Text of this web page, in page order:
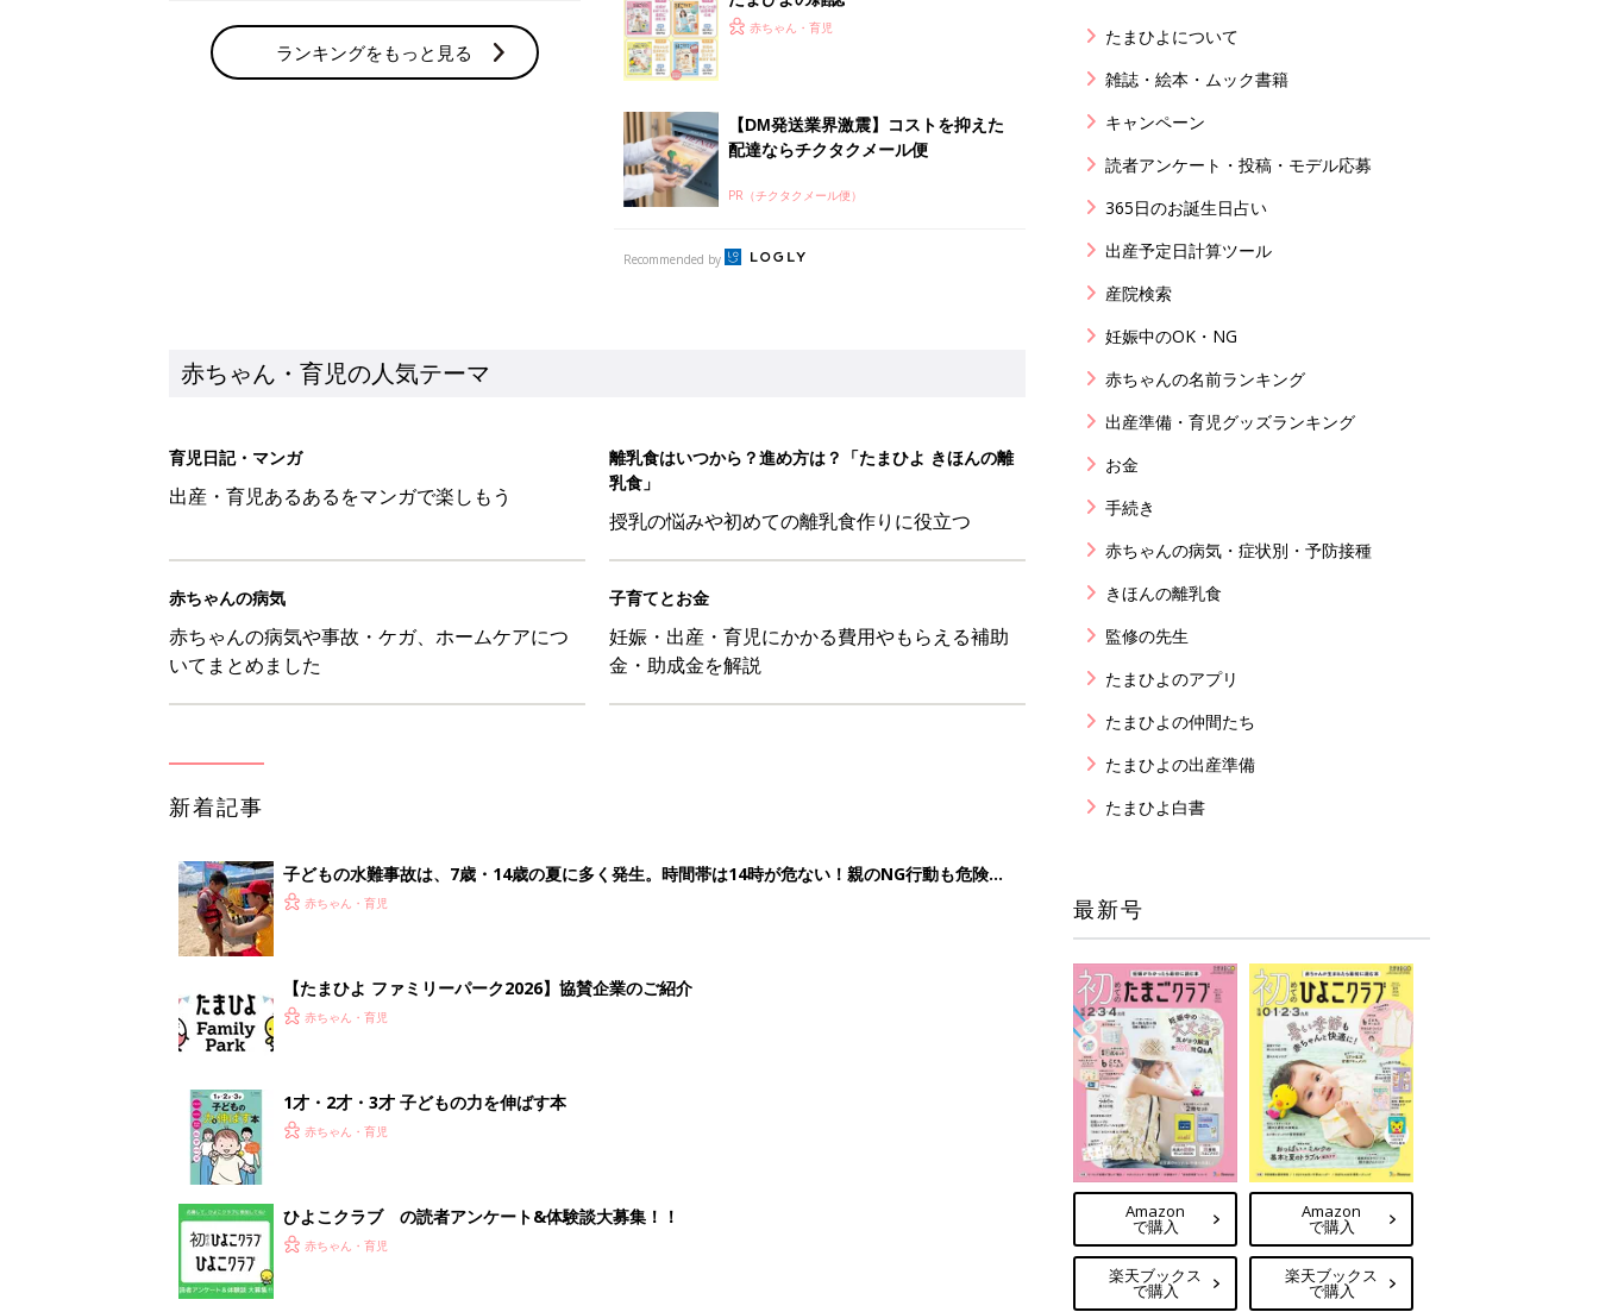
ランキングをもっと見る
赤ちゃん・育児
【DM発送業界激震】コストを抑えた
配達ならチクタクメール便
PR（チクタクメール便）
Recommended by
赤ちゃん・育児の人気テーマ
育児日記・マンガ
出産・育児あるあるをマンガで楽しもう
離乳食はいつから？進め方は？「たまひよ きほんの離
乳食」
授乳の悩みや初めての離乳食作りに役立つ
赤ちゃんの病気
赤ちゃんの病気や事故・ケガ、ホームケアにつ
いてまとめました
子育てとお金
妊娠・出産・育児にかかる費用やもらえる補助
金・助成金を解説
新着記事
子どもの水難事故は、7歳・14歳の夏に多く発生。時間帯は14時が危ない！親のNG行動も危険を
まねく【専門家】
赤ちゃん・育児
【たまひよ ファミリーパーク2026】協賛企業のご紹介
赤ちゃん・育児
1才・2才・3才 子どもの力を伸ばす本
赤ちゃん・育児
ひよこクラブ の読者アンケート&体験談大募集！！
赤ちゃん・育児
たまひよについて
雑誌・絵本・ムック書籍
キャンペーン
読者アンケート・投稿・モデル応募
365日のお誕生日占い
出産予定日計算ツール
産院検索
妊娠中のOK・NG
赤ちゃんの名前ランキング
出産準備・育児グッズランキング
お金
手続き
赤ちゃんの病気・症状別・予防接種
きほんの離乳食
監修の先生
たまひよのアプリ
たまひよの仲間たち
たまひよの出産準備
たまひよ白書
最新号
Amazon
で購入
楽天ブックス
で購入
Amazon
で購入
楽天ブックス
で購入